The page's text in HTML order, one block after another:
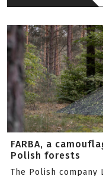
FARBA, a
Polish forests
The Polish company